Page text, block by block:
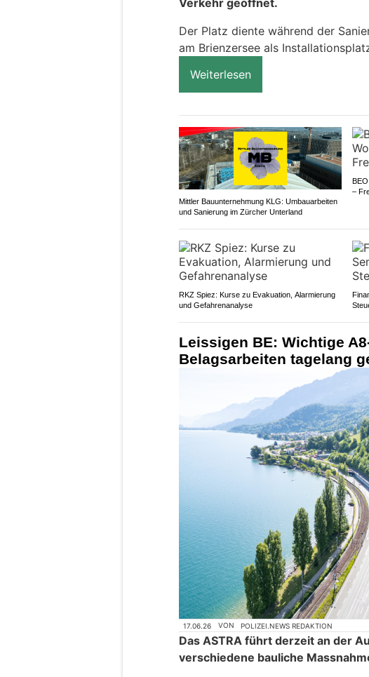
Verkehr geöffnet.
Der Platz diente während der
am Brienzersee als
Weiterlesen
Mittler Bauunternehmung KLG: Umbauarbeiten
und Sanierung im Zürcher Unterland
–
RKZ Spiez: Kurse zu Evakuation, Alarmierung
und Gefahrenanalyse
Leissigen BE: Wichtige
Belagsarbeiten tagelang
17.06.26 VON POLIZEI.NEWS REDAKTION
Das ASTRA führt derzeit an der
verschiedene bauliche